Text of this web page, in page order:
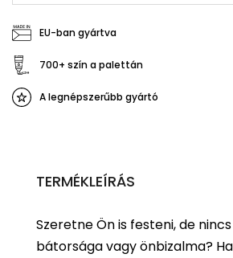
EU-ban gyártva
700+ szín a palettán
A legnépszerűbb gyártó
TERMÉKLEÍRÁS
Szeretne Ön is festeni, de
bátorsága vagy önbizalma?